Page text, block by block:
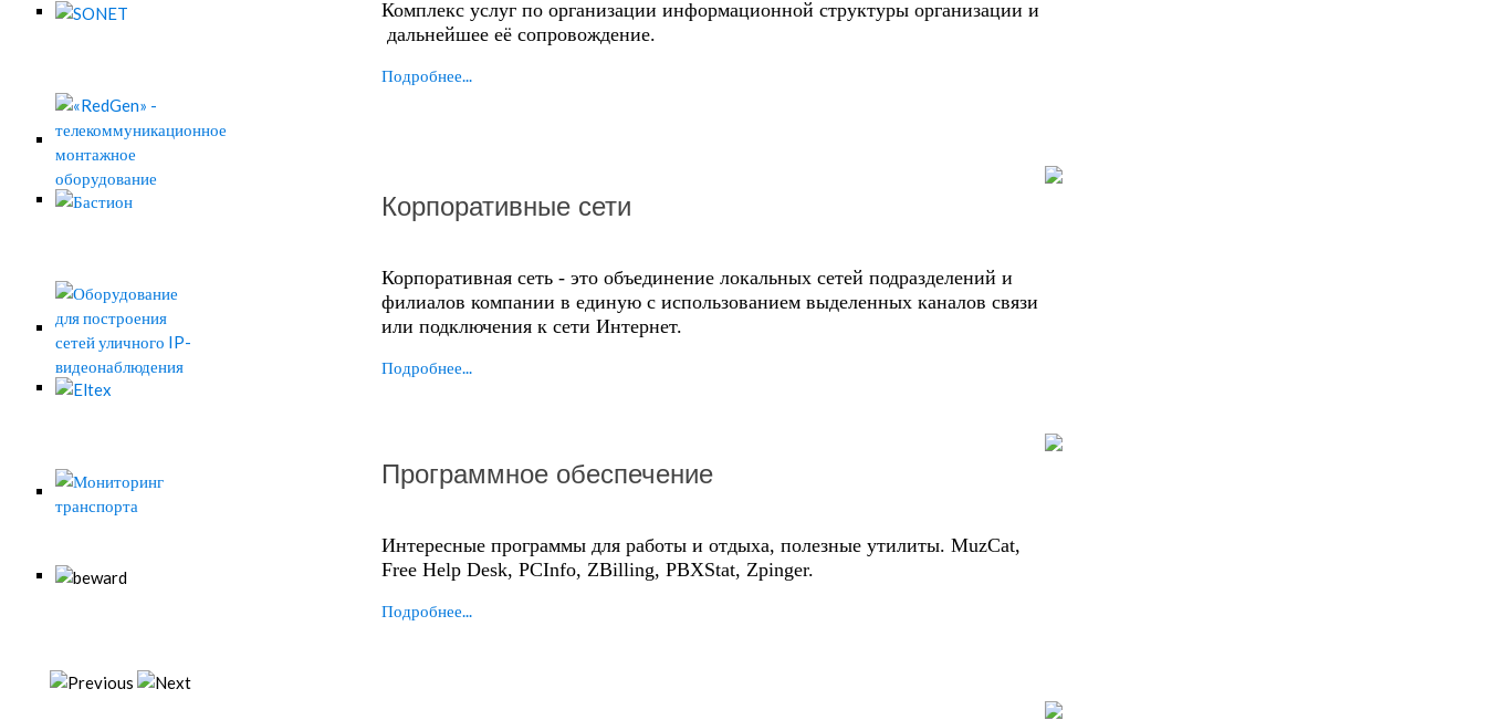
Комплекс услуг по организации информационной структуры организации и
дальнейшее её сопровождение.
Подробнее...
Корпоративные сети
Корпоративная сеть - это объединение локальных сетей подразделений и
филиалов компании в единую с использованием выделенных каналов связи
или подключения к сети Интернет.
Подробнее...
Программное обеспечение
Интересные программы для работы и отдыха, полезные утилиты. MuzCat,
Free Help Desk, PCInfo, ZBilling, PBXStat, Zpinger.
Подробнее...